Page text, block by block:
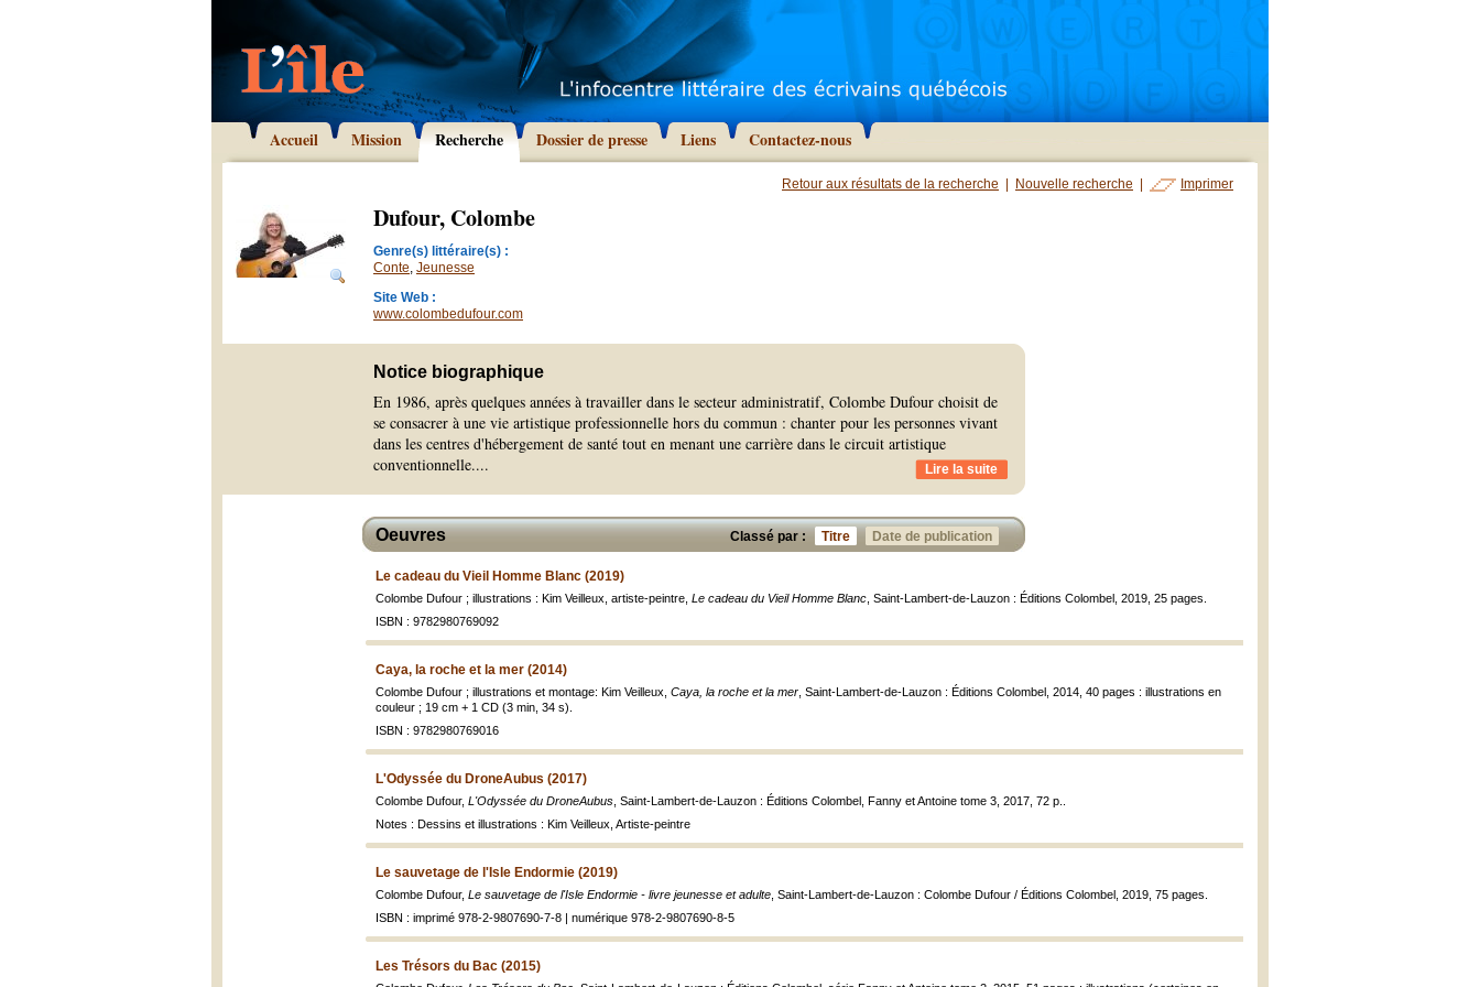
Accueil Mission Recherche Dossier de presse Liens Contactez-nous
Retour aux résultats de la recherche Nouvelle recherche Imprimer
Dufour, Colombe
Genre(s) littéraire(s) :
Conte, Jeunesse
Site Web :
www.colombedufour.com
Notice biographique
En 1986, après quelques années à travailler dans le secteur administratif, Colombe Dufour choisit de
se consacrer à une vie artistique professionnelle hors du commun : chanter pour les personnes vivant
dans les centres d'hébergement de santé tout en menant une carrière dans le circuit artistique
conventionnelle.... Lire la suite
Classé par : Titre Date de publication
Oeuvres
Le cadeau du Vieil Homme Blanc (2019)
Colombe Dufour ; illustrations : Kim Veilleux, artiste-peintre, Le cadeau du Vieil Homme Blanc , Saint-Lambert-de-Lauzon : Éditions Colombel, 2019, 25 pages.
ISBN : 9782980769092
Caya, la roche et la mer (2014)
Colombe Dufour ; illustrations et montage: Kim Veilleux, Caya, la roche et la mer , Saint-Lambert-de-Lauzon : Éditions Colombel, 2014, 40 pages : illustrations en
couleur ; 19 cm + 1 CD (3 min, 34 s).
ISBN : 9782980769016
L'Odyssée du DroneAubus (2017)
Colombe Dufour, L'Odyssée du DroneAubus , Saint-Lambert-de-Lauzon : Éditions Colombel, Fanny et Antoine tome 3, 2017, 72 p..
Notes : Dessins et illustrations : Kim Veilleux, Artiste-peintre
Le sauvetage de l'Isle Endormie (2019)
Colombe Dufour, Le sauvetage de l'Isle Endormie - livre jeunesse et adulte , Saint-Lambert-de-Lauzon : Colombe Dufour / Éditions Colombel, 2019, 75 pages.
ISBN : imprimé 978-2-9807690-7-8 | numérique 978-2-9807690-8-5
Les Trésors du Bac (2015)